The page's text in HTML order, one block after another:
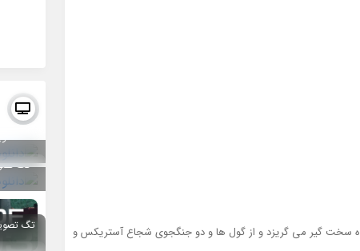
سخت گیر می گریزد و از گول ها و دو جنگجوی شجاع آستریکس و